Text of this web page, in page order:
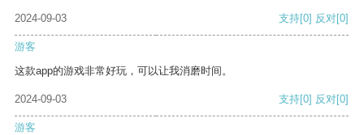
2024-09-03 支持[0] 反对[0]
游客
这款app的游戏非常好玩，可以让我消磨时间。
2024-09-03 支持[0] 反对[0]
游客